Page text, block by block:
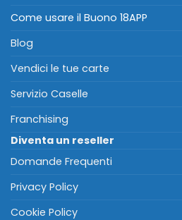
Come usare il Buono 18APP
Blog
Vendici le tue carte
Servizio Caselle
Franchising
Diventa un reseller
Domande Frequenti
Privacy Policy
Cookie Policy